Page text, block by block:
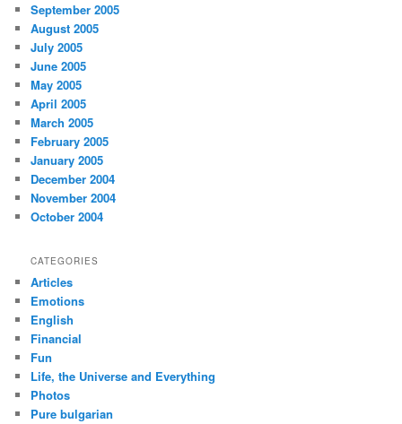
September 2005
August 2005
July 2005
June 2005
May 2005
April 2005
March 2005
February 2005
January 2005
December 2004
November 2004
October 2004
CATEGORIES
Articles
Emotions
English
Financial
Fun
Life, the Universe and Everything
Photos
Pure bulgarian